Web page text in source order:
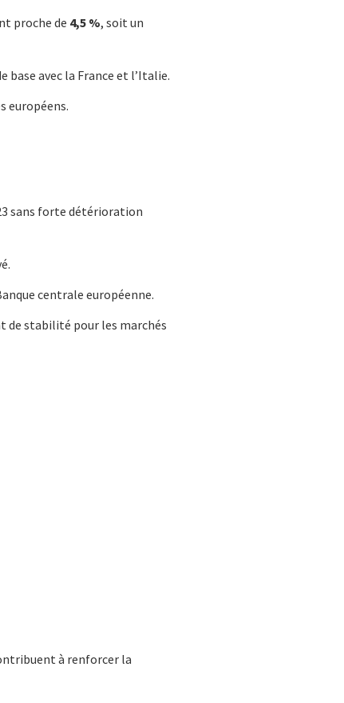
proche de 4,5 %, soit un
base avec la France et l’Italie.
européens.
sans forte détérioration
centrale européenne.
de stabilité pour les marchés
à renforcer la